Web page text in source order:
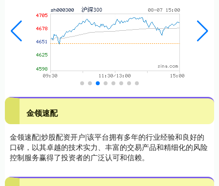
金领速配
金领速配|炒股配资开户|该平台拥有多年的行业经验和良好的
口碑，以其卓越的技术实力、丰富的交易产品和精细化的风险
控制服务赢得了投资者的广泛认可和信赖。